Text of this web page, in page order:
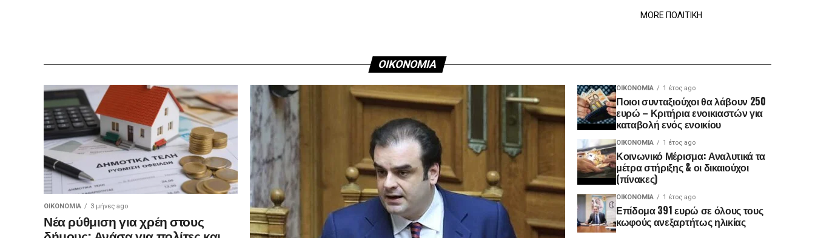
MORE ΠΟΛΙΤΙΚΗ
ΟΙΚΟΝΟΜΙΑ
ΟΙΚΟΝΟΜΊΑ 3 μήνες ago
Νέα ρύθμιση για χρέη στους
ΟΙΚΟΝΟΜΊΑ 1 έτος ago
Ποιοι συνταξιούχοι θα λάβουν 250
ευρώ – Κριτήρια ενοικιαστών για
καταβολή ενός ενοικίου
ΟΙΚΟΝΟΜΊΑ 1 έτος ago
Κοινωνικό Μέρισμα: Αναλυτικά τα
μέτρα στήριξης & οι δικαιούχοι
(πίνακες)
ΟΙΚΟΝΟΜΊΑ 1 έτος ago
Επίδομα 391 ευρώ σε όλους τους
κωφούς ανεξαρτήτως ηλικίας